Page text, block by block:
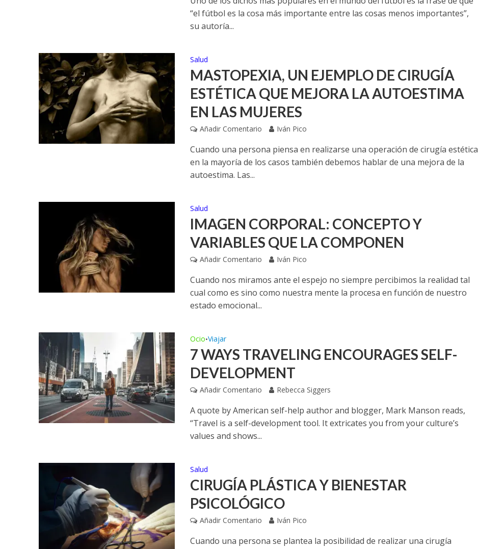
“el fútbol es la cosa más importante entre las cosas menos importantes”,
su autoría...
Salud
MASTOPEXIA, UN EJEMPLO DE CIRUGÍA
ESTÉTICA QUE MEJORA LA AUTOESTIMA
EN LAS MUJERES
Añadir Comentario Iván Pico
Cuando una persona piensa en realizarse una operación de cirugía estética
en la mayoría de los casos también debemos hablar de una mejora de la
autoestima. Las...
Salud
IMAGEN CORPORAL: CONCEPTO Y
VARIABLES QUE LA COMPONEN
Añadir Comentario Iván Pico
Cuando nos miramos ante el espejo no siempre percibimos la realidad tal
cual como es sino como nuestra mente la procesa en función de nuestro
estado emocional...
Ocio•Viajar
7 WAYS TRAVELING ENCOURAGES SELF-
DEVELOPMENT
Añadir Comentario Rebecca Siggers
A quote by American self-help author and blogger, Mark Manson reads,
“Travel is a self-development tool. It extricates you from your culture’s
values and shows...
Salud
CIRUGÍA PLÁSTICA Y BIENESTAR
PSICOLÓGICO
Añadir Comentario Iván Pico
Cuando una persona se plantea la posibilidad de realizar una cirugía